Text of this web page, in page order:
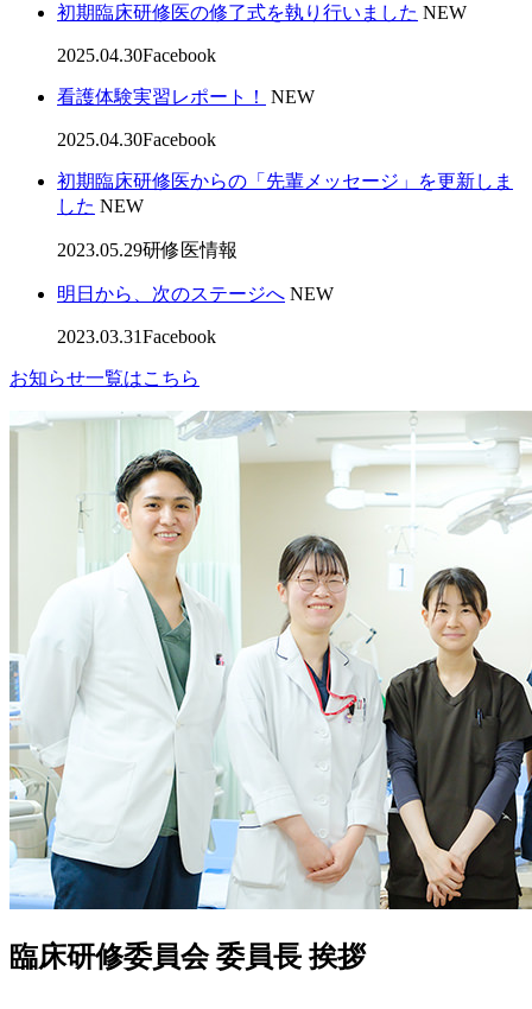
初期臨床研修医の修了式を執り行いました NEW
2025.04.30Facebook
看護体験実習レポート！ NEW
2025.04.30Facebook
初期臨床研修医からの「先輩メッセージ」を更新しま
した NEW
2023.05.29研修医情報
明日から、次のステージへ NEW
2023.03.31Facebook
お知らせ一覧はこちら
臨床研修委員会 委員長 挨拶